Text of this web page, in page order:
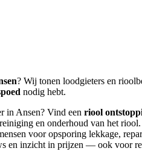
? Wij tonen loodgieters en
nodig hebt.
in Ansen? Vind een riool
en onderhoud van het riool.
voor opsporing lekkage,
en inzicht in prijzen — ook voor